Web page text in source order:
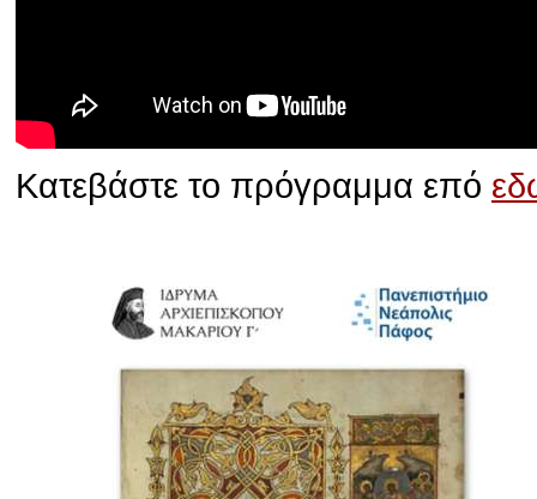
Κατεβάστε το πρόγραμμα επό